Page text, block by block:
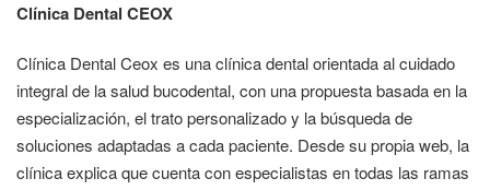
Clínica Dental CEOX
Clínica Dental Ceox es una clínica dental orientada al cuidado
integral de la salud bucodental, con una propuesta basada en la
especialización, el trato personalizado y la búsqueda de
soluciones adaptadas a cada paciente. Desde su propia web, la
clínica explica que cuenta con especialistas en todas las ramas